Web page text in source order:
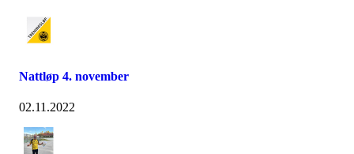
Nattløp 4. november
02.11.2022